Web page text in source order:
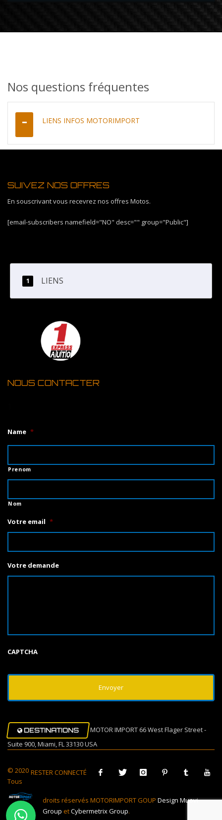
Nos questions fréquentes
LIENS INFOS MOTORIMPORT
SUIVEZ NOS OFFRES
En souscrivant vous recevrez nos offres Motos.
[email-subscribers namefield="NO" desc="" group="Public"]
LIENS
NOUS CONTACTER
Name *
Prenom
Nom
Votre email *
Votre demande
CAPTCHA
DESTINATIONS
MOTOR IMPORT 66 West Flager Street -
Suite 900, Miami, FL 33130 USA
RESTER CONNECTÉ
© 2020
Tous
droits réservés MOTORIMPORT GOUP Design Muovi
Group etCybermetrix Group.